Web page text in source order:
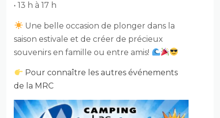
• 13 h à 17 h
Une belle occasion de plonger dans la
saison estivale et de créer de précieux
souvenirs en famille ou entre amis!
Pour connaître les autres événements
de la MRC